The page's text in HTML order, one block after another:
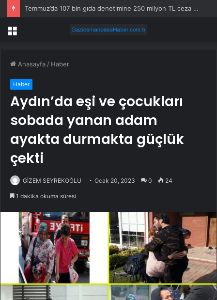
Temmuz’da 107 bin gıda denetimine 250 milyon TL ceza kesildi
Menü
Anasayfa / Haber
Haber
Aydın’da eşi ve çocukları
sobada yanan adam
ayakta durmakta güçlük
çekti
GİZEM SEYREKOĞLU Ocak 20, 2023 0 24
1 dakika okuma süresi